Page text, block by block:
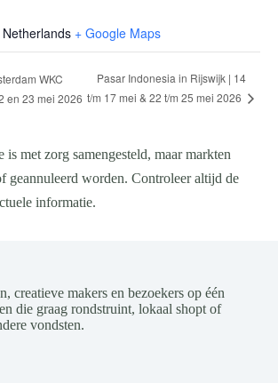
Netherlands + Google Maps
WKC
en 23 mei 2026
Pasar Indonesia in Rijswijk | 14
t/m 17 mei & 22 t/m 25 mei 2026
met zorg samengesteld, maar markten
geannuleerd worden. Controleer altijd de
informatie.
creatieve makers en bezoekers op één
die graag rondstruint, lokaal shopt of
vondsten.